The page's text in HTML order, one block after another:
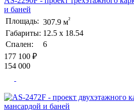
и баней
Площадь: 307.9 м²
Габариты: 12.5 х 18.54
Спален:
6
177 100 ₽
154 000